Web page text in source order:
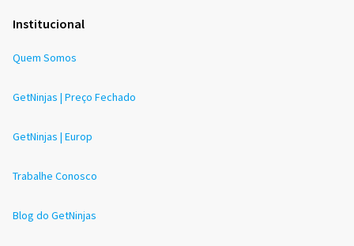
Institucional
Quem Somos
GetNinjas | Preço Fechado
GetNinjas | Europ
Trabalhe Conosco
Blog do GetNinjas